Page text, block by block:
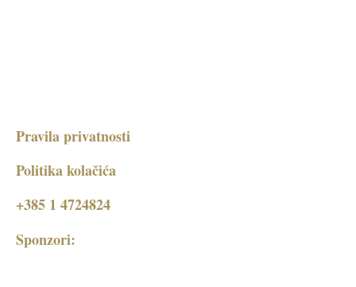
Pravila privatnosti
Politika kolačića
+385 1 4724824
Sponzori: